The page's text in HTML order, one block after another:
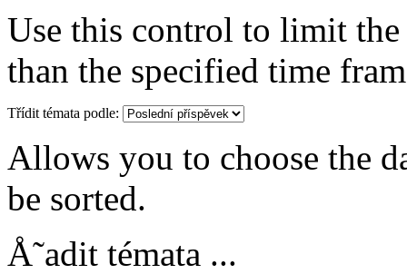
Use this control to limit
than the specified time
Třídit témata podle:
Allows you to choose the
be sorted.
Å˜adit témata ...